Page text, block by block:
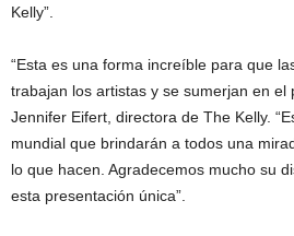
Kelly”.
“Esta es una forma increíble para que
trabajan los artistas y se sumerjan en el
Jennifer Eifert, directora de The Kelly.
mundial que brindarán a todos una
lo que hacen. Agradecemos mucho su
esta presentación única”.